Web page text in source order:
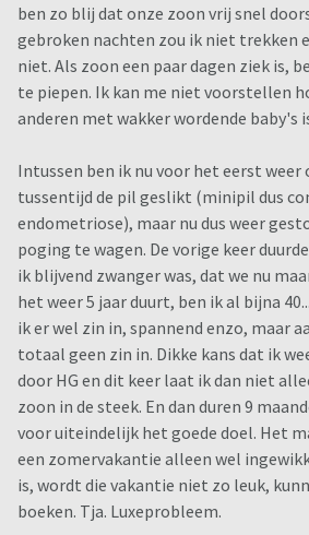
ben zo blij dat onze zoon vrij snel
gebroken nachten zou ik niet trekken
niet. Als zoon een paar dagen ziek is,
te piepen. Ik kan me niet voorstellen
anderen met wakker wordende baby's
Intussen ben ik nu voor het eerst weer
tussentijd de pil geslikt (minipil dus
endometriose), maar nu dus weer
poging te wagen. De vorige keer
ik blijvend zwanger was, dat we nu
het weer 5 jaar duurt, ben ik al bijna
ik er wel zin in, spannend enzo, maar
totaal geen zin in. Dikke kans dat ik
door HG en dit keer laat ik dan niet
zoon in de steek. En dan duren 9
voor uiteindelijk het goede doel. Het
een zomervakantie alleen wel
is, wordt die vakantie niet zo leuk,
boeken. Tja. Luxeprobleem.